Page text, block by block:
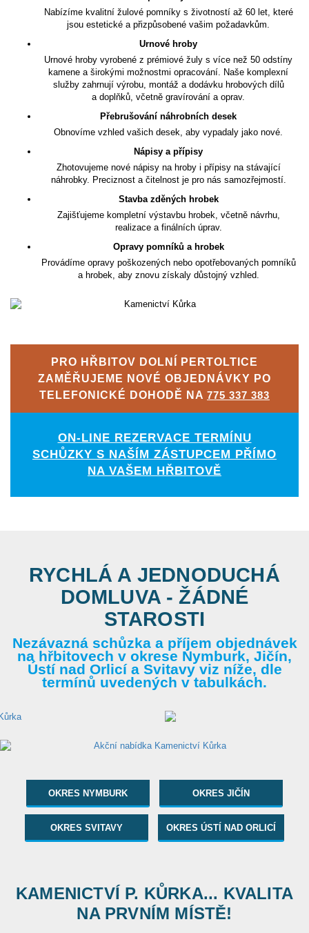
Nabízíme kvalitní žulové pomníky s životností až 60 let, které
jsou estetické a přizpůsobené vašim požadavkům.
Urnové hroby
Urnové hroby vyrobené z prémiové žuly s více než 50 odstíny
kamene a širokými možnostmi opracování. Naše komplexní
služby zahrnují výrobu, montáž a dodávku hrobových dílů
a doplňků, včetně gravírování a oprav.
Přebrušování náhrobních desek
Obnovíme vzhled vašich desek, aby vypadaly jako nové.
Nápisy a přípisy
Zhotovujeme nové nápisy na hroby i přípisy na stávající
náhrobky. Preciznost a čitelnost je pro nás samozřejmostí.
Stavba zděných hrobek
Zajišťujeme kompletní výstavbu hrobek, včetně návrhu,
realizace a finálních úprav.
Opravy pomníků a hrobek
Provádíme opravy poškozených nebo opotřebovaných pomníků
a hrobek, aby znovu získaly důstojný vzhled.
PRO HŘBITOV DOLNÍ PERTOLTICE
ZAMĚŘUJEME NOVÉ OBJEDNÁVKY PO
TELEFONICKÉ DOHODĚ NA 775 337 383
ON-LINE REZERVACE TERMÍNU
SCHŮZKY S NAŠÍM ZÁSTUPCEM PŘÍMO
NA VAŠEM HŘBITOVĚ
RYCHLÁ A JEDNODUCHÁ
DOMLUVA - ŽÁDNÉ
STAROSTI
Nezávazná schůzka a příjem objednávek
na hřbitovech v okrese Nymburk, Jičín,
Ústí nad Orlicí a Svitavy viz níže, dle
termínů uvedených v tabulkách.
OKRES NYMBURK OKRES JIČÍN
OKRES SVITAVY OKRES ÚSTÍ NAD ORLICÍ
KAMENICTVÍ P. KŮRKA... KVALITA
NA PRVNÍM MÍSTĚ!